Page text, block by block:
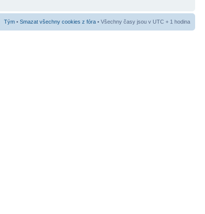
Tým • Smazat všechny cookies z fóra • Všechny časy jsou v UTC + 1 hodina